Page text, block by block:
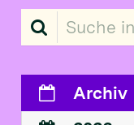
Suche in Liste
Archiv